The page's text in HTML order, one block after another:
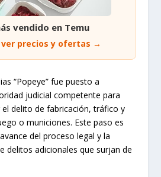
vendido en Temu
ver precios y ofertas →
“Popeye” fue puesto a
judicial competente para
delito de fabricación, tráfico y
o municiones. Este paso es
del proceso legal y la
delitos adicionales que surjan de